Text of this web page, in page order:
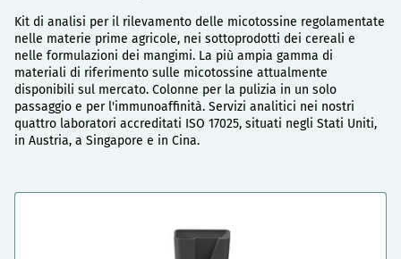
Kit di analisi per il rilevamento delle micotossine regolamentate
nelle materie prime agricole, nei sottoprodotti dei cereali e
nelle formulazioni dei mangimi. La più ampia gamma di
materiali di riferimento sulle micotossine attualmente
disponibili sul mercato. Colonne per la pulizia in un solo
passaggio e per l'immunoaffinità. Servizi analitici nei nostri
quattro laboratori accreditati ISO 17025, situati negli Stati Uniti,
in Austria, a Singapore e in Cina.